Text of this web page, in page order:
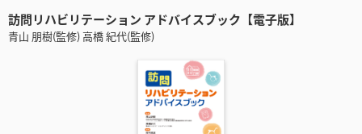
訪問リハビリテーション アドバイスブック【電子版】
青山 朋樹(監修) 高橋 紀代(監修)